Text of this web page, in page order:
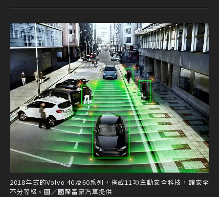
2018年式的Volvo 40及60系列，搭載11項主動安全科技，讓安全
不分等級。圖／國際富豪汽車提供